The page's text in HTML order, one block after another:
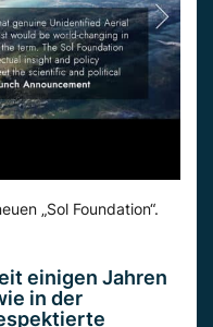
„Sol Foundation“.
einigen Jahren
in der